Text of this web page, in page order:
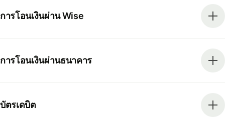
การโอนเงินผ่าน Wise
การโอนเงินผ่านธนาคาร
บัตรเดบิต